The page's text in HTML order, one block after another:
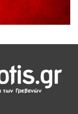
ΤΩΝ
στην Καλλονή
ΖΑΒΟΡΔΑΣ 2026